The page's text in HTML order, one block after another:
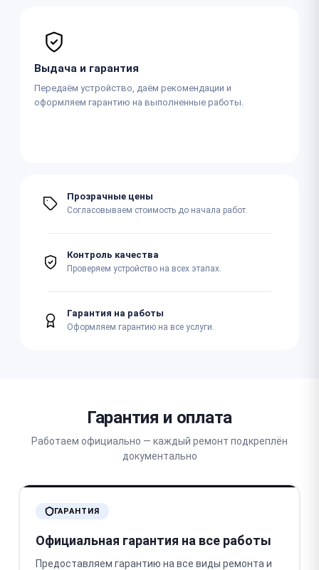
Выдача и гарантия
Передаём устройство, даём рекомендации и
оформляем гарантию на выполненные работы.
Прозрачные цены
Согласовываем стоимость до начала работ.
Контроль качества
Проверяем устройство на всех этапах.
Гарантия на работы
Оформляем гарантию на все услуги.
Гарантия и оплата
Работаем официально — каждый ремонт подкреплён
документально
ГАРАНТИЯ
Официальная гарантия на все работы
Предоставляем гарантию на все виды ремонта и